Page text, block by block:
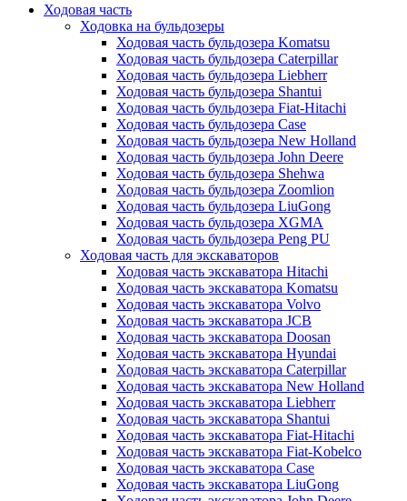
Ходовая часть
Ходовка на бульдозеры
Ходовая часть бульдозера Komatsu
Ходовая часть бульдозера Caterpillar
Ходовая часть бульдозера Liebherr
Ходовая часть бульдозера Shantui
Ходовая часть бульдозера Fiat-Hitachi
Ходовая часть бульдозера Case
Ходовая часть бульдозера New Holland
Ходовая часть бульдозера John Deere
Ходовая часть бульдозера Shehwa
Ходовая часть бульдозера Zoomlion
Ходовая часть бульдозера LiuGong
Ходовая часть бульдозера XGMA
Ходовая часть бульдозера Peng PU
Ходовая часть для экскаваторов
Ходовая часть экскаватора Hitachi
Ходовая часть экскаватора Komatsu
Ходовая часть экскаватора Volvo
Ходовая часть экскаватора JCB
Ходовая часть экскаватора Doosan
Ходовая часть экскаватора Hyundai
Ходовая часть экскаватора Caterpillar
Ходовая часть экскаватора New Holland
Ходовая часть экскаватора Liebherr
Ходовая часть экскаватора Shantui
Ходовая часть экскаватора Fiat-Hitachi
Ходовая часть экскаватора Fiat-Kobelco
Ходовая часть экскаватора Case
Ходовая часть экскаватора LiuGong